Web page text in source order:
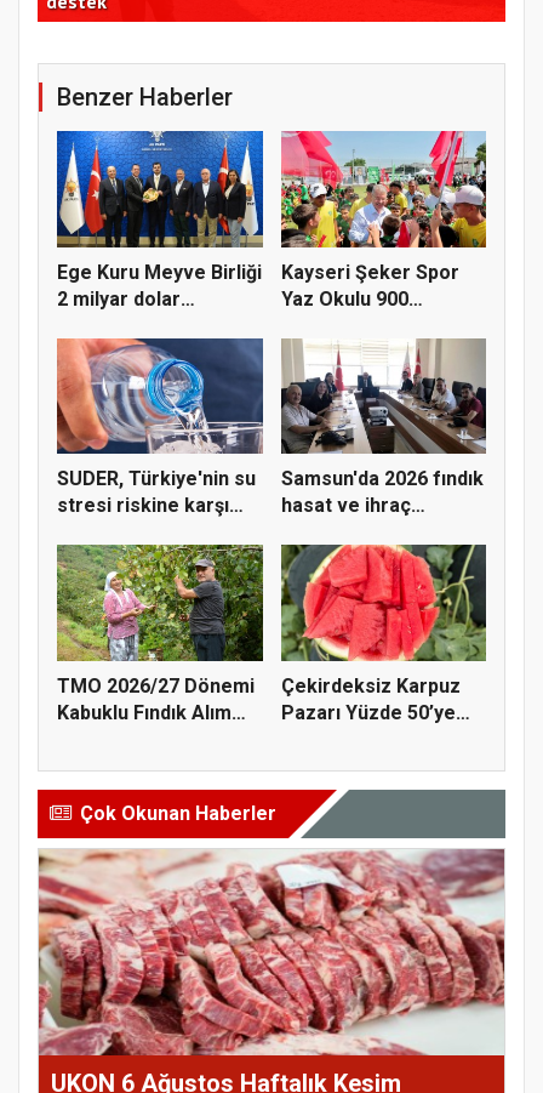
Benzer Haberler
Ege Kuru Meyve Birliği
2 milyar dolar
Kayseri Şeker Spor
Yaz Okulu 900
SUDER, Türkiye'nin su
stresi riskine karşı
Samsun'da 2026 fındık
hasat ve ihraç
TMO 2026/27 Dönemi
Kabuklu Fındık Alım
Çekirdeksiz Karpuz
Pazarı Yüzde 50’ye
Çok Okunan Haberler
UKON 6 Ağustos Haftalık Kesim